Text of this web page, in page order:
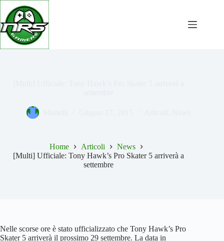
Salta
contenuto
Home Articoli
News
[Multi] Ufficiale: Tony Hawk’s Pro Skater 5 arriverà a
settembre
Nelle scorse ore è stato ufficializzato che Tony Hawk’s Pro
Skater 5 arriverà il prossimo 29 settembre. La data in